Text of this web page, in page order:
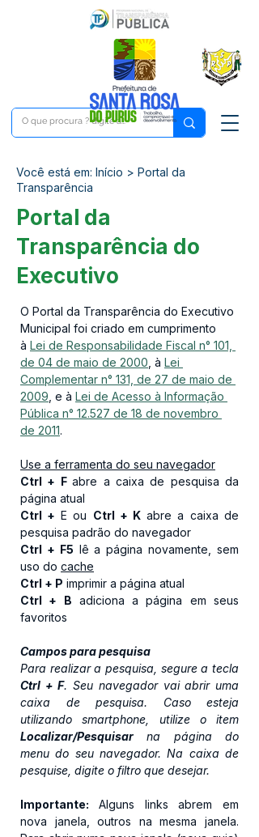
Você está em: Início > Portal da
Transparência
Portal da
Transparência do
Executivo
O Portal da Transparência do Executivo
Municipal foi criado em cumprimento
à Lei de Responsabilidade Fiscal n° 101,
de 04 de maio de 2000 , à Lei
Complementar n° 131, de 27 de maio de
2009 , e à Lei de Acesso à Informação
Pública n° 12.527 de 18 de novembro
de 2011.
Use a ferramenta do seu navegador
Ctrl + F abre a caixa de pesquisa da
página atual
Ctrl + E ou Ctrl + K abre a caixa de
pesquisa padrão do navegador
Ctrl + F5 lê a página novamente, sem
uso do cache
Ctrl + P imprimir a página atual
Ctrl + B adiciona a página em seus
favoritos​
Campos para pesquisa
Ctrl + F. Seu navegador vai abrir uma
caixa de pesquisa. Caso esteja
Localizar/Pesquisar na página do
menu do seu navegador. Na caixa de
pesquise, digite o filtro que desejar.
Importante: Alguns links abrem em
nova janela, outros na mesma janela.